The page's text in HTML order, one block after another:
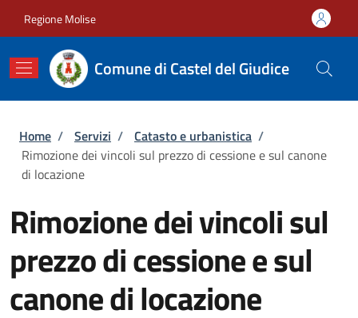
Regione Molise
Comune di Castel del Giudice
Briciole di pane
Home / Servizi / Catasto e urbanistica /
Rimozione dei vincoli sul prezzo di cessione e sul canone
di locazione
Rimozione dei vincoli sul
prezzo di cessione e sul
canone di locazione